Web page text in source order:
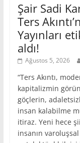
Şair Sadi
Ters
Yayınları
aldı!
Ağustos 5, 2026
“Ters Akıntı,
kapitalizmin
göçlerin,
insan kalabilme
itiraz. Yeni hece
insanın varoluşsal